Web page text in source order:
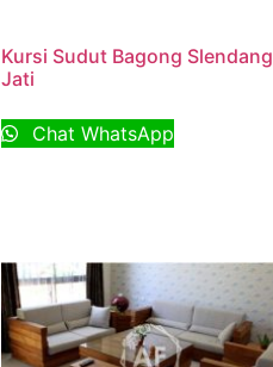
Kursi Sudut Bagong Slendang
Jati
Chat WhatsApp